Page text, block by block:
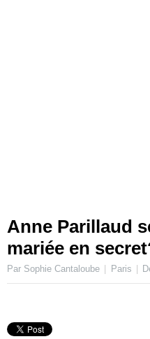
Anne Parillaud
mariée en
Par Sophie Cantaloube Paris